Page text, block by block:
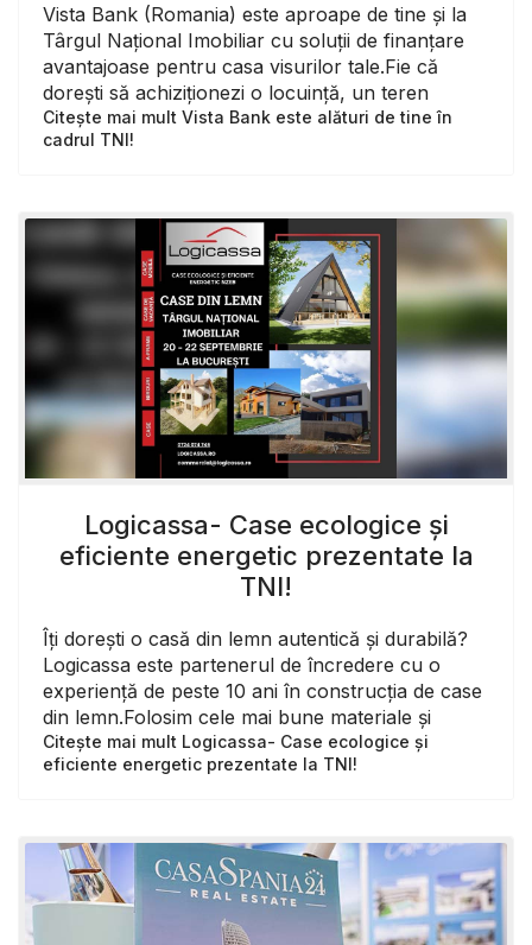
Vista Bank (Romania) este aproape de tine și la
Târgul Național Imobiliar cu soluții de finanțare
avantajoase pentru casa visurilor tale.Fie că
dorești să achiziționezi o locuinţă, un teren
Citește mai mult Vista Bank este alături de tine în
cadrul TNI!
Logicassa- Case ecologice și
eficiente energetic prezentate la
TNI!
Îți dorești o casă din lemn autentică și durabilă?
Logicassa este partenerul de încredere cu o
experiență de peste 10 ani în construcția de case
din lemn.Folosim cele mai bune materiale și
Citește mai mult Logicassa- Case ecologice și
eficiente energetic prezentate la TNI!